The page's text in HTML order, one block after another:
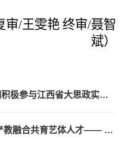
审/王雯艳 终审/聂智
斌）
艺体同行初心实践团积极参与江西省大思政实践活动，探索樟树药韵
访企拓岗精准对接 产教融合共育艺体人才—— 学院开启暑期全员访企拓岗活动